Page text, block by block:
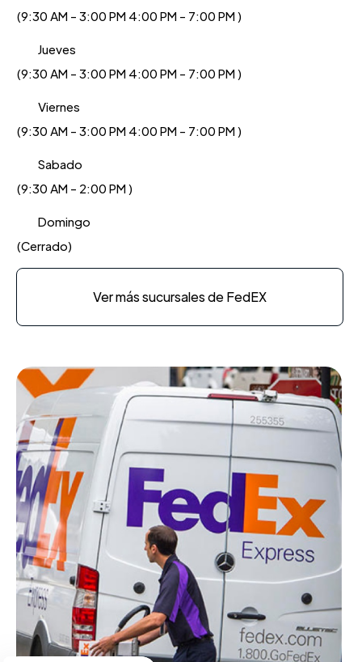
(9:30 AM - 3:00 PM 4:00 PM - 7:00 PM )
Jueves
(9:30 AM - 3:00 PM 4:00 PM - 7:00 PM )
Viernes
(9:30 AM - 3:00 PM 4:00 PM - 7:00 PM )
Sabado
(9:30 AM - 2:00 PM )
Domingo
(Cerrado)
Ver más sucursales de FedEX